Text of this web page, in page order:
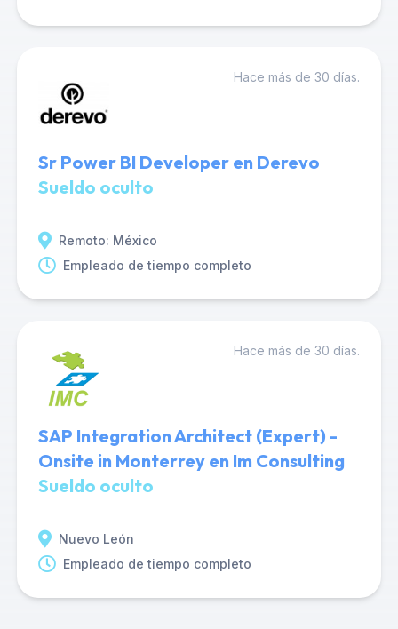
Hace más de 30 días.
Sr Power BI Developer en Derevo
Sueldo oculto
Remoto: México
Empleado de tiempo completo
Hace más de 30 días.
SAP Integration Architect (Expert) -
Onsite in Monterrey en Im Consulting
Sueldo oculto
Nuevo León
Empleado de tiempo completo